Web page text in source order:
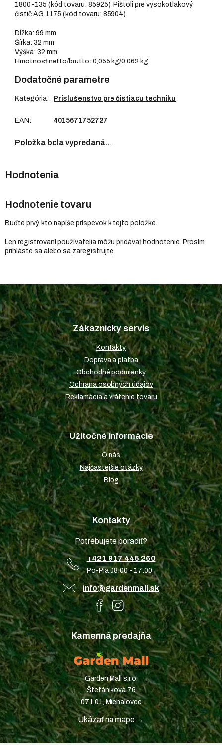
1800-135 (kód tovaru: 85925), Pištoli pre vysokotlakový
čistič AG 1175 (kód tovaru: 85904).
Dĺžka: 99 mm
Šírka: 32 mm
Výška: 32 mm
Hmotnosť netto/brutto: 0,055 kg/0,062 kg
Dodatočné parametre
Kategória: Príslušenstvo pre čistiacu techniku
EAN : 4015671752727
Položka bola vypredaná…
Hodnotenie tovaru
Buďte prvý, kto napíše príspevok k tejto položke.
Len registrovaní používatelia môžu pridávať hodnotenie. Prosím
prihláste sa alebo sa zaregistrujte
Z
á
p
ä
t
i
e
Zákaznícky servis
Kontakty
Doprava a platba
Obchodné podmienky
Ochrana osobných údajov
Reklamácia a vrátenie tovaru
Užitočné informácie
O nás
Najčastejšie otázky
Blog
Kontakty
Potrebujete poradiť?
+421 917 445 260
Po-Pia 08:00 - 17:00
info@gardenmall.sk
Kamenná predajňa
Garden Mall s.r.o.
Štefániková 76
071 01, Michalovce
Ukázať na mape →